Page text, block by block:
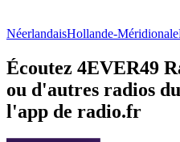
NéerlandaisHollande-Méridionale
Écoutez 4EVER49
ou d'autres radios
l'app de radio.fr